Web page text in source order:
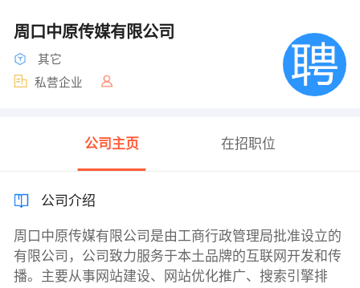
周口中原传媒有限公司
其它
私营企业
公司主页 在招职位
公司介绍
周口中原传媒有限公司是由工商行政管理局批准设立的
有限公司，公司致力服务于本土品牌的互联网开发和传
播。主要从事网站建设、网站优化推广、搜索引擎排